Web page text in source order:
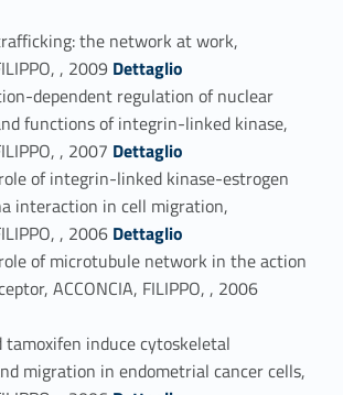
the network at work,
, 2009 Link identifier #identifier_person_55712-82
Dettaglio
dependent regulation of nuclear
functions of integrin-linked kinase,
, 2007 Link identifier #identifier_person_174979-83
Dettaglio
of integrin-linked kinase-estrogen
interaction in cell migration,
, 2006 Link identifier #identifier_person_12531-84
Dettaglio
of microtubule network in the action
ACCONCIA, FILIPPO, , 2006
tamoxifen induce cytoskeletal
migration in endometrial cancer cells,
Link identifier #identifier_person_39504-86